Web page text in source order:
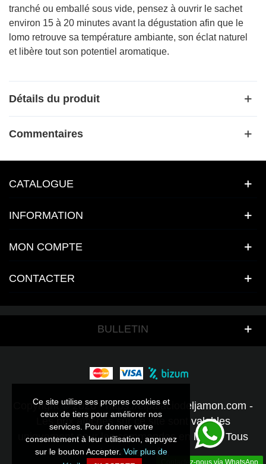
Ce site utilise ses propres cookies et
ceux de tiers pour améliorer nos
services. Pour donner votre
consentement à leur utilisation, appuyez
sur le bouton Accepter. Voir plus de
tranché ou emballé sous vide, pensez à ouvrir le sachet
environ 15 à 20 minutes avant la dégustation afin que le
lomo retrouve sa température ambiante, son éclat naturel
et libère tout son potentiel aromatique.
Détails du produit
Commentaires
CATALOGUE
INFORMATION
MON COMPTE
CONTACTER
Ce site utilise ses propres cookies et
ceux de tiers pour améliorer nos
services. Pour donner votre
consentement à leur utilisation, appuyez
sur le bouton Accepter. Voir plus de
Contactez-nous vía WhatsApp
BULLETIN
Copyright © 2026 - https://elpalaciodeljamon.com -
Les prix affichés sur ce site sont valables
uniquement pour les commandes en ligne - Tous
droits réservés.